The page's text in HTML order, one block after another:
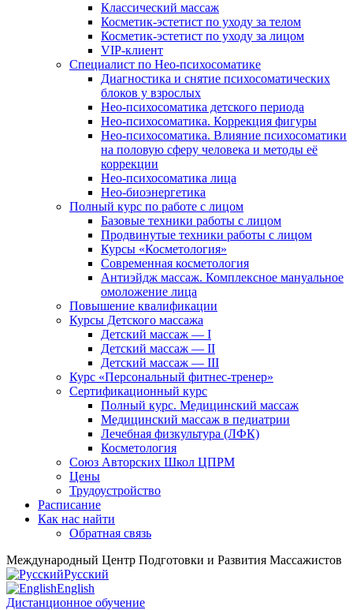
Классический массаж
Косметик-эстетист по уходу за телом
Косметик-эстетист по уходу за лицом
VIP-клиент
Специалист по Нео-психосоматике
Диагностика и снятие психосоматических
блоков у взрослых
Нео-психосоматика детского периода
Нео-психосоматика. Коррекция фигуры
Нео-психосоматика. Влияние психосоматики
на половую сферу человека и методы её
коррекции
Нео-психосоматика лица
Нео-биоэнергетика
Полный курс по работе с лицом
Базовые техники работы с лицом
Продвинутые техники работы с лицом
Курсы «Косметология»
Современная косметология
Антиэйдж массаж. Комплексное мануальное
омоложение лица
Повышение квалификации
Курсы Детского массажа
Детский массаж — I
Детский массаж — II
Детский массаж — III
Курс «Персональный фитнес-тренер»
Сертификационный курс
Полный курс. Медицинский массаж
Медицинский массаж в педиатрии
Лечебная физкультура (ЛФК)
Косметология
Союз Авторских Школ ЦПРМ
Цены
Трудоустройство
Расписание
Как нас найти
Обратная связь
Международный Центр Подготовки и Развития Массажистов
Русский
English
Дистанционное обучение